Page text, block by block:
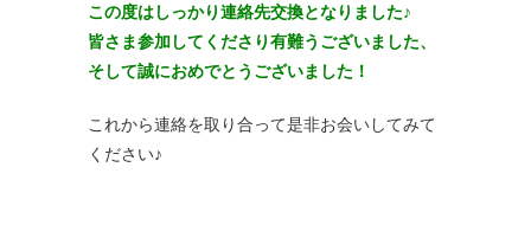
この度はしっかり連絡先交換となりました♪
皆さま参加してくださり有難うございました、
そして誠におめでとうございました！
これから連絡を取り合って是非お会いしてみて
ください♪